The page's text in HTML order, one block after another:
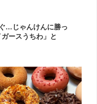
…じゃんけんに勝っ
ースうちわ」と